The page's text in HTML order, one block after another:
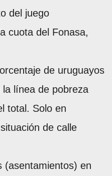
del juego
cuota del Fonasa,
de uruguayos
línea de pobreza
total. Solo en
de calle
(asentamientos) en